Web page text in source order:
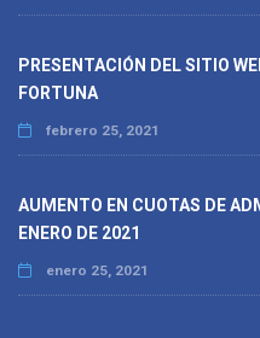
PRESENTACIÓN DEL SITIO
FORTUNA
febrero 25, 2021
AUMENTO EN CUOTAS DE
ENERO DE 2021
enero 25, 2021